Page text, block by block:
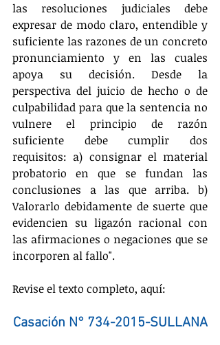
las resoluciones judiciales debe
expresar de modo claro, entendible y
suficiente las razones de un concreto
pronunciamiento y en las cuales
apoya su decisión. Desde la
perspectiva del juicio de hecho o de
culpabilidad para que la sentencia no
vulnere el principio de razón
suficiente debe cumplir dos
requisitos: a) consignar el material
probatorio en que se fundan las
conclusiones a las que arriba. b)
Valorarlo debidamente de suerte que
evidencien su ligazón racional con
las afirmaciones o negaciones que se
incorporen al fallo".
Revise el texto completo, aquí:
Casación N° 734-2015-SULLANA